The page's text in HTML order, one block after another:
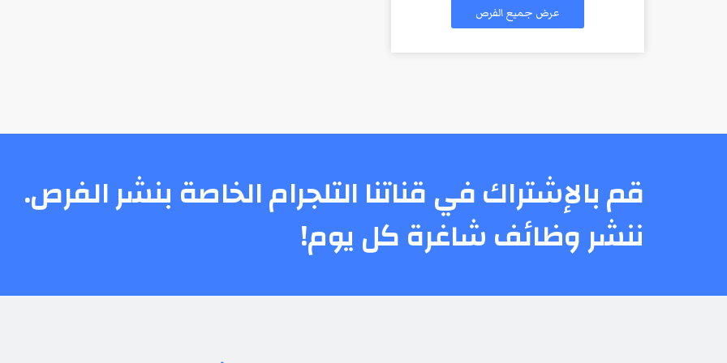
عرض جميع الفرص
قم بالإشتراك في قناتنا التلجرام الخاصة بنشر الفرص.
ننشر وظائف شاغرة كل يوم!